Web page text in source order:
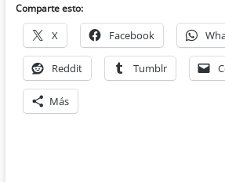
Comparte esto:
X Facebook
Reddit Tumblr
Más